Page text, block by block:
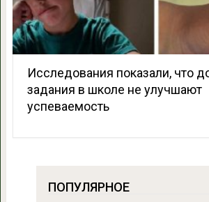
Исследования показали, что
задания в школе не улучшают
успеваемость
ПОПУЛЯРНОЕ